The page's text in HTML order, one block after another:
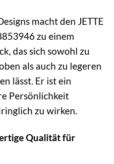
macht den JETTE
zu einem
das sich sowohl zu
als auch zu legeren
lässt. Er ist ein
Persönlichkeit
zu wirken.
Qualität für